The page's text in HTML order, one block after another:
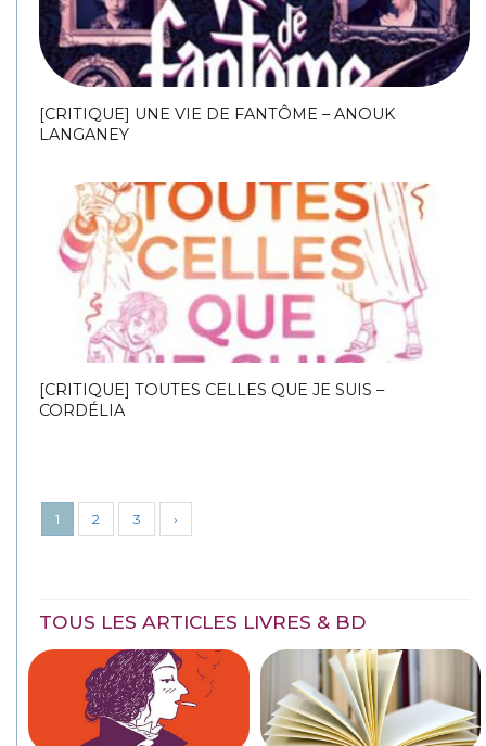
[CRITIQUE] UNE VIE DE FANTÔME – ANOUK
LANGANEY
[CRITIQUE] TOUTES CELLES QUE JE SUIS –
CORDÉLIA
1 2 3 ›
TOUS LES ARTICLES LIVRES & BD